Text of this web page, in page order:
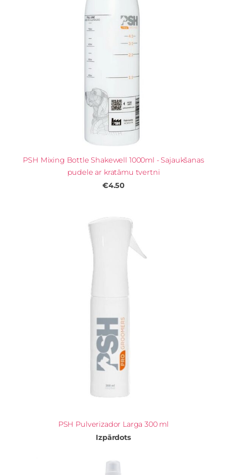
PSH Mixing Bottle Shakewell 1000ml - Sajaukšanas
pudele ar kratāmu tvertni
€4.50
PSH Pulverizador Larga 300 ml
Izpārdots